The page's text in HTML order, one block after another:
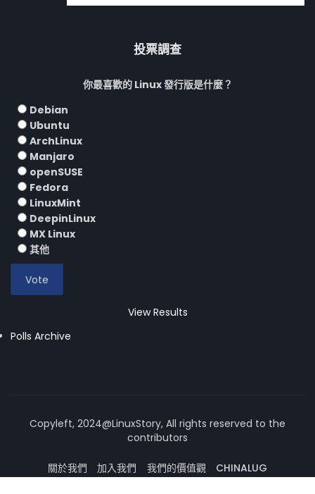
投票調查
你最喜歡的 Linux 發行版是什麼？
Debian
Ubuntu
ArchLinux
Manjaro
openSUSE
Fedora
LinuxMint
DeepinLinux
MX Linux
其他
View Results
Polls Archive
Copyleft, 2024@LinuxStory, All rights reserved to the
contributors
關於我們 加入我們 我們的價值觀
CHINALUG